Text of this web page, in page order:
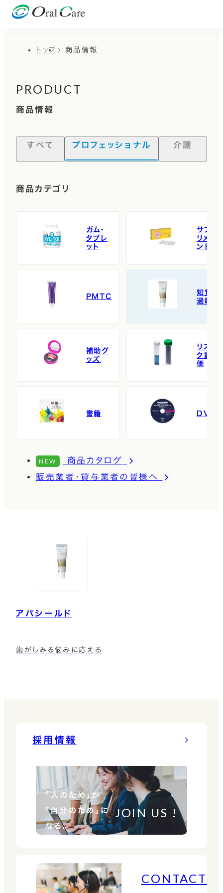
トップ 商品情報
PRODUCT
商品情報
すべて プロフェッショナル 介護
商品カテゴリ
ガム・
タブレ
ット
サプ
リメ
ント
PMTC
知覚
過敏
補助グ
ッズ
リス
ク評
価
書籍 DVD
NEW
商品カタログ
販売業者・貸与業者の皆様へ
アパシールド
歯がしみる悩みに応える
採用情報
「人のため」が
「自分のため」に
なる。
JOIN US !
CONTACT